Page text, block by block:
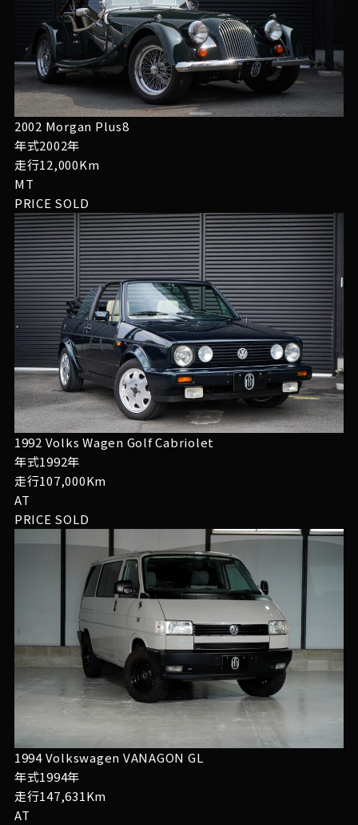
2002 Morgan Plus8
年式2002年
走行12,000Km
MT
PRICE SOLD
1992 Volks Wagen Golf Cabriolet
年式1992年
走行107,000Km
AT
PRICE SOLD
1994 Volkswagen VANAGON GL
年式1994年
走行147,631Km
AT